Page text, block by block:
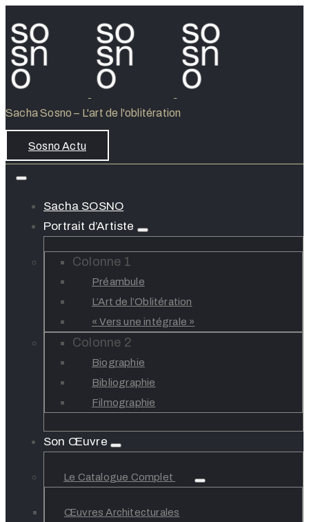
Sacha Sosno – L'art de l'oblitération
Sosno Actu
Sacha SOSNO
Portrait d’Artiste
Colonne 1
Préambule
L’Art de l’Oblitération
« Vers une intégrale »
Colonne 2
Biographie
Bibliographie
Filmographie
Son Œuvre
Le Catalogue Complet
Œuvres Architecturales